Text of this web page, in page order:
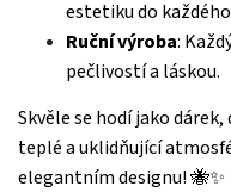
estetiku do
Ruční výroba:
pečlivostí a láskou.
Skvěle se hodí jako
teplé a uklidňující
elegantním designu! 🐝✨